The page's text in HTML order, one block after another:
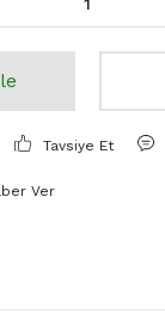
Tavsiye Et
Ver